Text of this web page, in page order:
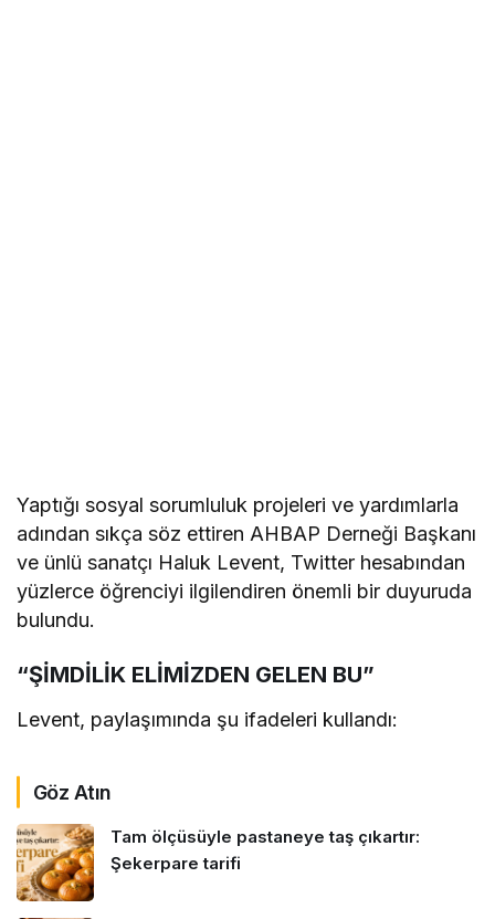
Yaptığı sosyal sorumluluk projeleri ve yardımlarla
adından sıkça söz ettiren AHBAP Derneği Başkanı
ve ünlü sanatçı Haluk Levent, Twitter hesabından
yüzlerce öğrenciyi ilgilendiren önemli bir duyuruda
bulundu.
“ŞİMDİLİK ELİMİZDEN GELEN BU”
Levent, paylaşımında şu ifadeleri kullandı:
Göz Atın
Tam ölçüsüyle pastaneye taş çıkartır:
Şekerpare tarifi